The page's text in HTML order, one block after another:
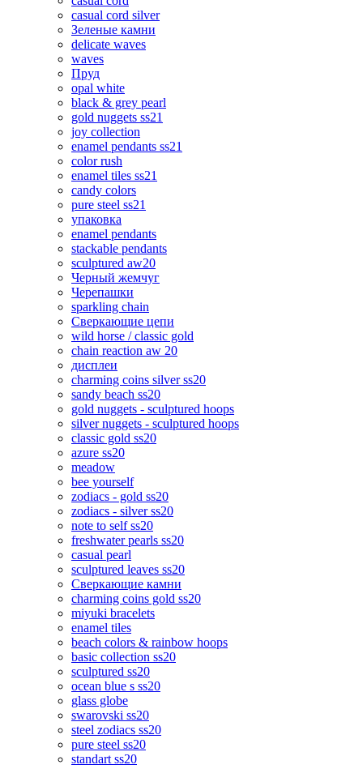
casual cord silver
Зеленые камни
delicate waves
waves
Пруд
opal white
black & grey pearl
gold nuggets ss21
joy collection
enamel pendants ss21
color rush
enamel tiles ss21
candy colors
pure steel ss21
упаковка
enamel pendants
stackable pendants
sculptured aw20
Черный жемчуг
Черепашки
sparkling chain
Сверкающие цепи
wild horse / classic gold
chain reaction aw 20
дисплеи
charming coins silver ss20
sandy beach ss20
gold nuggets - sculptured hoops
silver nuggets - sculptured hoops
classic gold ss20
azure ss20
meadow
bee yourself
zodiacs - gold ss20
zodiacs - silver ss20
note to self ss20
freshwater pearls ss20
casual pearl
sculptured leaves ss20
Сверкающие камни
charming coins gold ss20
miyuki bracelets
enamel tiles
beach colors & rainbow hoops
basic collection ss20
sculptured ss20
ocean blue s ss20
glass globe
swarovski ss20
steel zodiacs ss20
pure steel ss20
standart ss20